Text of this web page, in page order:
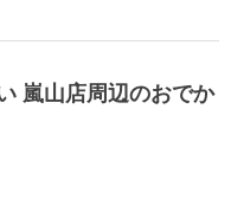
嵐山店周辺のおでか